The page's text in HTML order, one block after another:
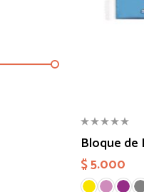
Bloque de
$5.000